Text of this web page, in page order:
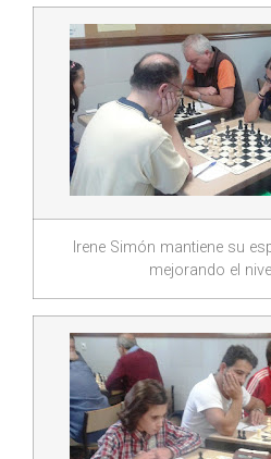
Irene Simón mantiene su
mejorando el